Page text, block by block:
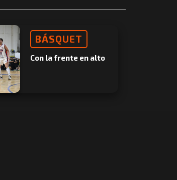
BÁSQUET
Con la frente en alto